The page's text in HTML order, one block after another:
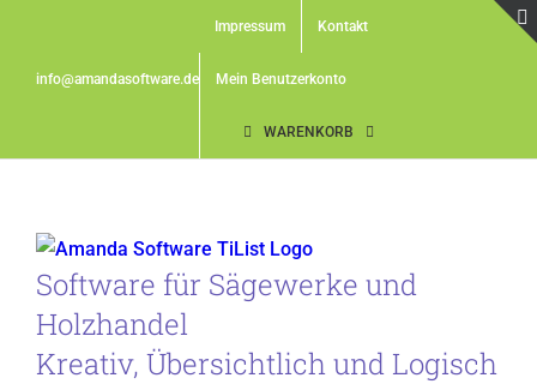
contentinfo@amandasoftware.de
Impressum Kontakt
Mein Benutzerkonto
WARENKORB
Software für Sägewerke und
Holzhandel
Kreativ, Übersichtlich und Logisch